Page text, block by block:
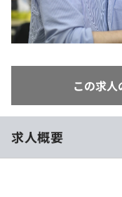
法人向けプラン
学校向けプラン
この求
求人概要